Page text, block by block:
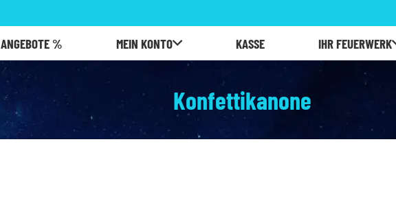
ANGEBOTE % MEIN KONTO KASSE IHR FEUERWERK
Konfettikanone